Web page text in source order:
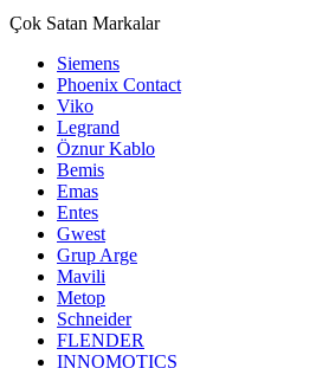
Çok Satan Markalar
Siemens
Phoenix Contact
Viko
Legrand
Öznur Kablo
Bemis
Emas
Entes
Gwest
Grup Arge
Mavili
Metop
Schneider
FLENDER
INNOMOTICS